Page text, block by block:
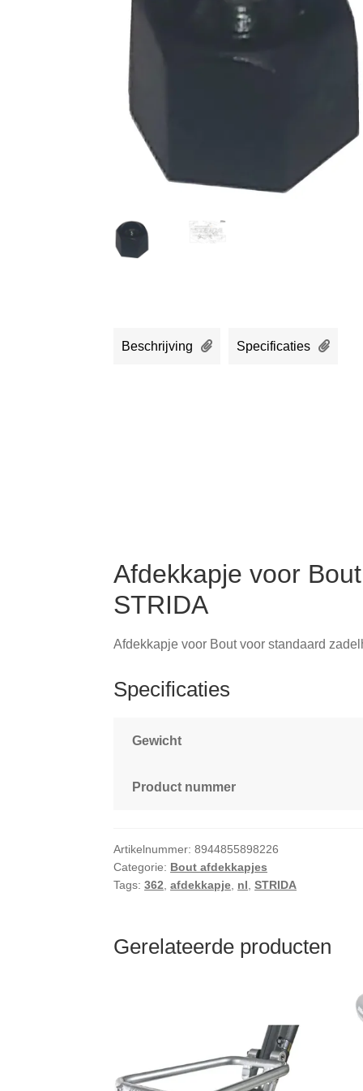
Beschrijving Specificaties
Afdekkapje voor
STRIDA
Afdekkapje voor Bout voor standaard
Specificaties
Gewicht
Product nummer
Artikelnummer:8944855898226
Categorie: Bout afdekkapjes
Tags:362,afdekkapje, nl,STRIDA
Gerelateerde producten